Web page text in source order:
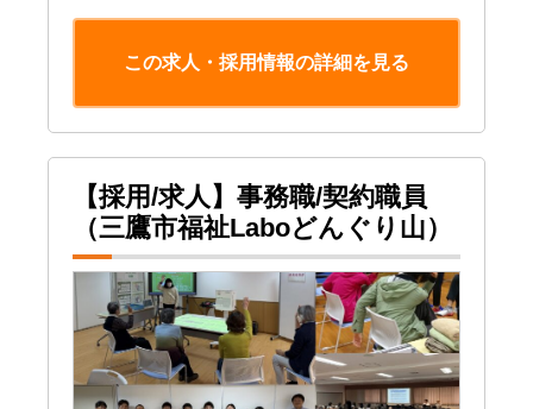
この求人・採用情報の詳細を見る
【採用/求人】事務職/契約職員
（三鷹市福祉Laboどんぐり山）